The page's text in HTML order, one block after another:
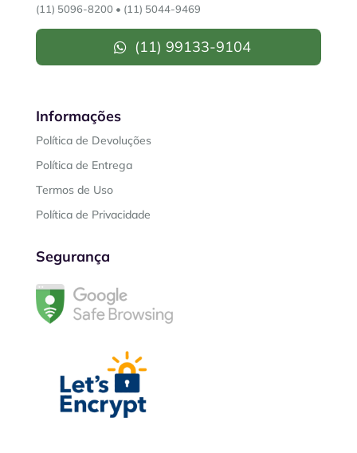
(11) 5096-8200 • (11) 5044-9469
(11) 99133-9104
Informações
Política de Devoluções
Política de Entrega
Termos de Uso
Política de Privacidade
Segurança